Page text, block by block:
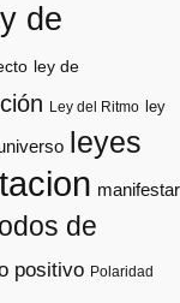
de
ley de
Ley del Ritmo ley
leyes
manifestar
de
positivo Polaridad